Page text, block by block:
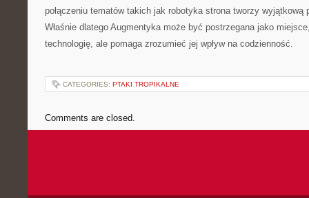
połączeniu tematów takich jak robotyka strona tworzy wyjątkową
Właśnie dlatego Augmentyka może być postrzegana jako
technologię, ale pomaga zrozumieć jej wpływ na codzienność.
CATEGORIES: PTAKI TROPIKALNE
Comments are closed.